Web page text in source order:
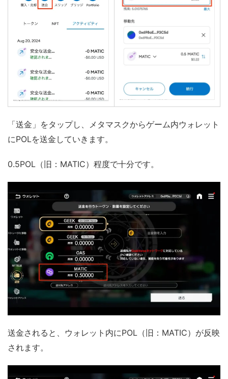
「送金」をタップし、メタマスクからゲーム内ウォレット
にPOLを送金していきます。
0.5POL（旧：MATIC）程度で十分です。
送金されると、ウォレット内にPOL（旧：MATIC）が反映
されます。